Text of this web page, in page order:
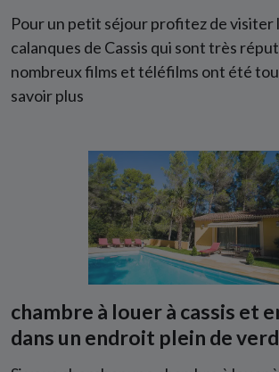
Pour un petit séjour profitez de visiter
calanques de Cassis qui sont très
nombreux films et téléfilms ont été
savoir plus
chambre à louer à cassis et
dans un endroit plein de